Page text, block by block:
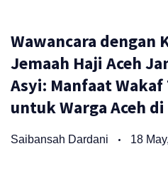
Wawancara dengan
Jemaah Haji Aceh
Asyi: Manfaat
untuk Warga Aceh
Saibansah Dardani 18